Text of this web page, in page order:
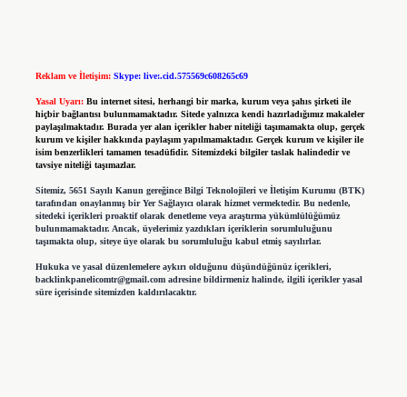
Reklam ve İletişim: Skype: live:.cid.575569c608265c69
Yasal Uyarı: Bu internet sitesi, herhangi bir marka, kurum veya şahıs şirketi ile
hiçbir bağlantısı bulunmamaktadır. Sitede yalnızca kendi hazırladığımız makaleler
paylaşılmaktadır. Burada yer alan içerikler haber niteliği taşımamakta olup, gerçek
kurum ve kişiler hakkında paylaşım yapılmamaktadır. Gerçek kurum ve kişiler ile
isim benzerlikleri tamamen tesadüfidir. Sitemizdeki bilgiler taslak halindedir ve
tavsiye niteliği taşımazlar.
Sitemiz, 5651 Sayılı Kanun gereğince Bilgi Teknolojileri ve İletişim Kurumu (BTK)
tarafından onaylanmış bir Yer Sağlayıcı olarak hizmet vermektedir. Bu nedenle,
sitedeki içerikleri proaktif olarak denetleme veya araştırma yükümlülüğümüz
bulunmamaktadır. Ancak, üyelerimiz yazdıkları içeriklerin sorumluluğunu
taşımakta olup, siteye üye olarak bu sorumluluğu kabul etmiş sayılırlar.
Hukuka ve yasal düzenlemelere aykırı olduğunu düşündüğünüz içerikleri,
backlinkpanelicomtr@gmail.comadresine bildirmeniz halinde, ilgili içerikler yasal
süre içerisinde sitemizden kaldırılacaktır.